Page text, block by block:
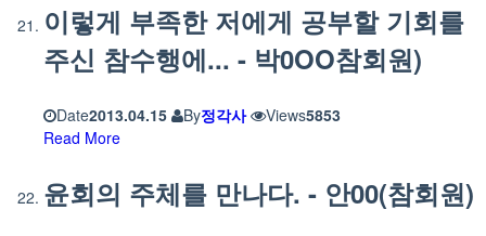
이렇게 부족한 저에게 공부할 기회를
주신 참수행에... - 박0OO참회원)
Date2013.04.15 By정각사 Views5853
Read More
윤회의 주체를 만나다. - 안00(참회원)